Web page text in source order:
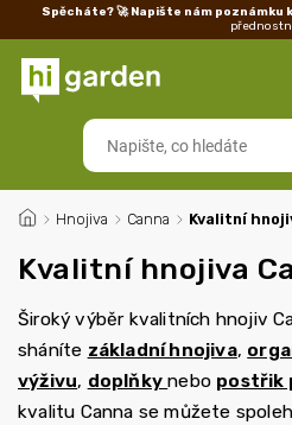
Spěcháte? 🚀 Napište nám poznámku
/ Hnojiva / Canna / Kvalitní
Kvalitní hnojiva
Široký výběr kvalitních hnojiv
sháníte základní hnojiva,
výživu, doplňky nebo postřik
kvalitu Canna se můžete